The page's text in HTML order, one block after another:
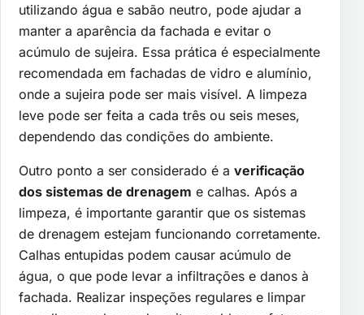
utilizando água e sabão neutro, pode ajudar a
manter a aparência da fachada e evitar o
acúmulo de sujeira. Essa prática é especialmente
recomendada em fachadas de vidro e alumínio,
onde a sujeira pode ser mais visível. A limpeza
leve pode ser feita a cada três ou seis meses,
dependendo das condições do ambiente.
Outro ponto a ser considerado é a verificação
dos sistemas de drenagem e calhas. Após a
limpeza, é importante garantir que os sistemas
de drenagem estejam funcionando corretamente.
Calhas entupidas podem causar acúmulo de
água, o que pode levar a infiltrações e danos à
fachada. Realizar inspeções regulares e limpar